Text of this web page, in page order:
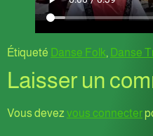
Étiqueté Danse Folk, Danse
Laisser un
Vous devez vous connecter